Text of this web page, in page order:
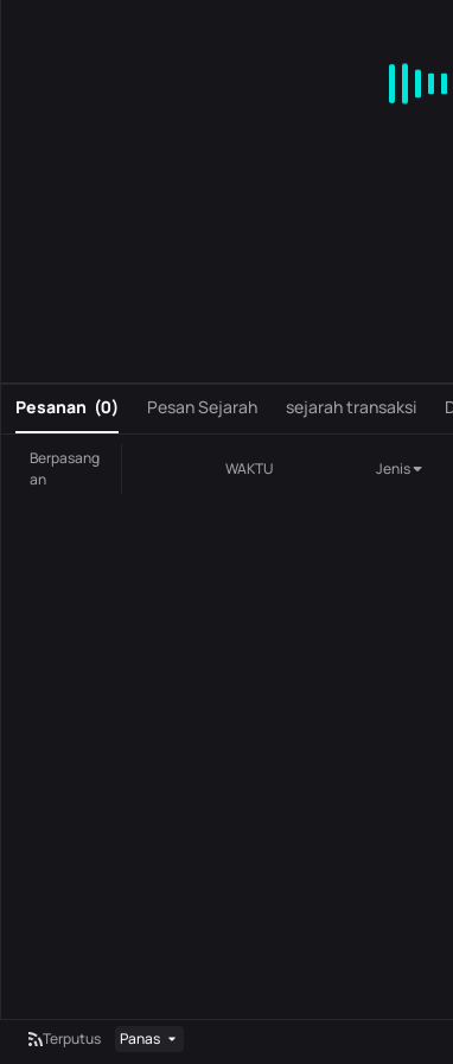
Pesanan (0) Pesan Sejarah sejarah transaksi
Berpasang
an
WAKTU Jenis
Terputus Panas